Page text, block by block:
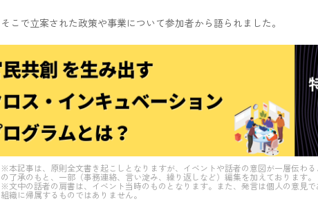
そこで立案された政策や事業について参加者から語られました。
※本記事は、原則全文書き起こしとなりますが、イベントや話者の意図が一層伝わ
の了承のもと、一部（事務連絡、言い淀み、繰り返しなど）編集を加えております。
※文中の話者の肩書は、イベント当時のものとなります。また、発言は個人の意見で
組織に帰属するものではありません。